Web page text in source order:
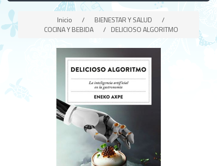
Inicio / BIENESTAR Y SALUD
/
COCINA Y BEBIDA
/ DELICIOSO ALGORITMO